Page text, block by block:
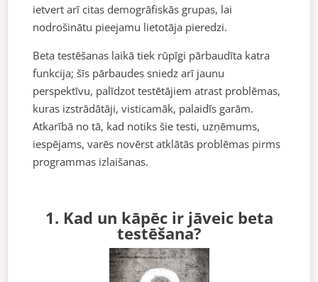
ietvert arī citas demogrāfiskās grupas, lai
nodrošinātu pieejamu lietotāja pieredzi.
Beta testēšanas laikā tiek rūpīgi pārbaudīta katra
funkcija; šīs pārbaudes sniedz arī jaunu
perspektīvu, palīdzot testētājiem atrast problēmas,
kuras izstrādātāji, visticamāk, palaidīs garām.
Atkarībā no tā, kad notiks šie testi, uzņēmums,
iespējams, varēs novērst atklātās problēmas pirms
programmas izlaišanas.
1. Kad un kāpēc ir jāveic beta
testēšana?